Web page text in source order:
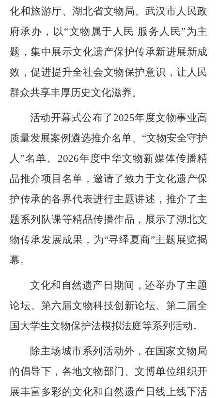
化和旅游厅、湖北省文物局、武汉市人民政
府承办，以“文物属于人民 服务人民”为主
题，集中展示文化遗产保护传承新进展新成
效，促进提升全社会文物保护意识，让人民
群众共享丰厚历史文化滋养。
活动开幕式公布了2025年度文物事业高
质量发展案例遴选推介名单、“文物安全守护
人”名单、2026年度中华文物新媒体传播精
品推介项目名单，邀请了致力于文化遗产保
护传承的各界代表进行主题讲述，推介了主
题系列队课等精品传播作品，展示了湖北文
物传承发展成果，为“寻绎夏商”主题展览揭
幕。
文化和自然遗产日期间，还举办了主题
论坛、第六届文物科技创新论坛、第二届全
国大学生文物保护法模拟法庭等系列活动。
除主场城市系列活动外，在国家文物局
的倡导下，各地文物部门、文博单位组织开
展丰富多彩的文化和自然遗产日线上线下活